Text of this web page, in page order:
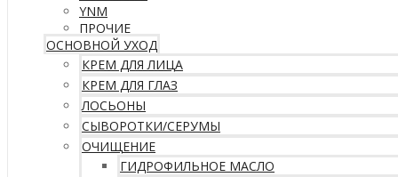
YNM
ПРОЧИЕ
ОСНОВНОЙ УХОД
КРЕМ ДЛЯ ЛИЦА
КРЕМ ДЛЯ ГЛАЗ
ЛОСЬОНЫ
СЫВОРОТКИ/СЕРУМЫ
ОЧИЩЕНИЕ
ГИДРОФИЛЬНОЕ МАСЛО